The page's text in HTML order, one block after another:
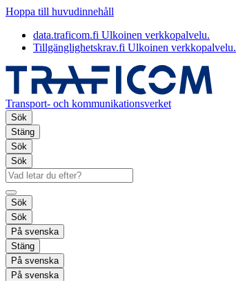
Hoppa till huvudinnehåll
data.traficom.fi Ulkoinen verkkopalvelu.
Tillgänglighetskrav.fi Ulkoinen verkkopalvelu.
Transport- och kommunikationsverket
Sök
Stäng
Sök
Sök
Sök
Sök
På svenska
Stäng
På svenska
På svenska